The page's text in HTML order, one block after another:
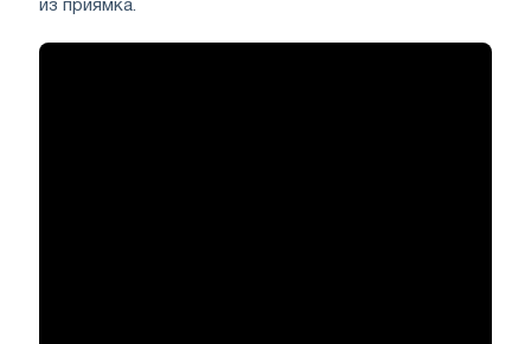
из приямка.